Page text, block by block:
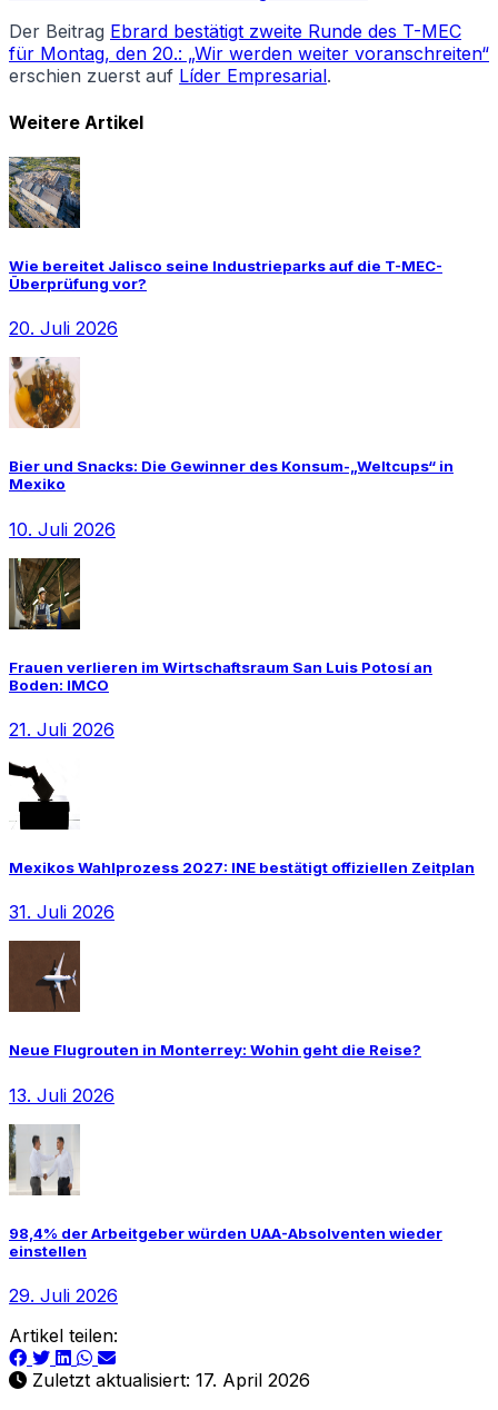
Der Beitrag Ebrard bestätigt zweite Runde des T-MEC
für Montag, den 20.: „Wir werden weiter voranschreiten“
erschien zuerst auf Líder Empresarial.
Weitere Artikel
Wie bereitet Jalisco seine Industrieparks auf die T-MEC-
Überprüfung vor?
20. Juli 2026
Bier und Snacks: Die Gewinner des Konsum-„Weltcups“ in
Mexiko
10. Juli 2026
Frauen verlieren im Wirtschaftsraum San Luis Potosí an
Boden: IMCO
21. Juli 2026
Mexikos Wahlprozess 2027: INE bestätigt offiziellen Zeitplan
31. Juli 2026
Neue Flugrouten in Monterrey: Wohin geht die Reise?
13. Juli 2026
98,4% der Arbeitgeber würden UAA-Absolventen wieder
einstellen
29. Juli 2026
Artikel teilen:
Zuletzt aktualisiert: 17. April 2026